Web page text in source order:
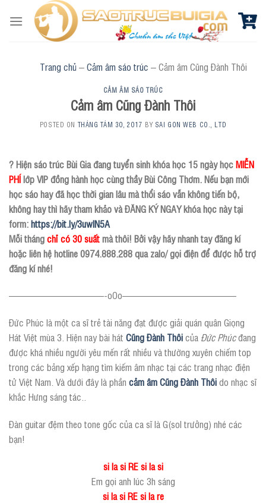
Trang chủ –Cảm âm sáo trúc –Cảm âm Cũng Đành Thôi
CẢM ÂM SÁO TRÚC
Cảm âm Cũng Đành Thôi
POSTED ON THÁNG TÁM 30, 2017 BY SAI GON WEB CO., LTD
? Hiện sáo trúc Bùi Gia đang tuyển sinh khóa học 15 ngày họcMIỄN
PHÍlớp VIP đồng hành học cùng thầy Bùi Công Thơm. Nếu bạn mới
học sáo hay đã học thời gian lâu mà thổi sáo vẫn không tiến bộ,
không hay thì hãy tham khảo và ĐĂNG KÝ NGAY khóa học này tại
form:https://bit.ly/3uwlN5A
Mỗi thángchỉ có 30 suấtmà thôi! Bởi vậy hãy nhanh tay đăng kí
hoặc liên hệ hotline 0974.888.288 qua zalo/ gọi điện để được hỗ trợ
đăng kí nhé!
——————————-oOo————————————
Đức Phúc là một ca sĩ trẻ tài năng đạt được giải quán quân Giọng
Hát Việt mùa 3. Hiện nay bài hát Cũng Đành Thôicủa Đức Phúcđang
được khá nhiều người yêu mến rất nhiều và thường xuyên chiếm top
trong các bảng xếp hạng tìm kiếm âm nhạc tại các trang nhạc điện
tử Việt Nam. Và dưới đây là phần cảm âm Cũng Đành Thôido nhạc sĩ
khắc Hưng sáng tác..
Đàn guitar đệm theo tone gốc của ca sĩ là G(sol trưởng) nhé các
bạn!
si la si RE si la si
Em gọi anh lúc 3h sáng
si la si RE si la re